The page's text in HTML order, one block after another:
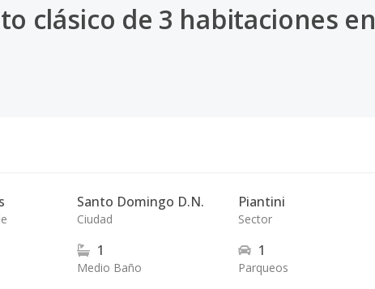
clásico de 3 habitaciones en
Santo Domingo D.N.
Ciudad
Piantini
Sector
1
Medio Baño
1
Parqueos